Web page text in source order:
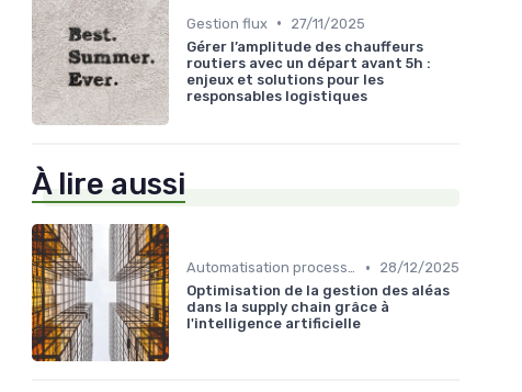
Gestion flux •
27/11/2025
Gérer l’amplitude des chauffeurs
routiers avec un départ avant 5h :
enjeux et solutions pour les
responsables logistiques
À lire aussi
Automatisation processus •
28/12/2025
Optimisation de la gestion des aléas
dans la supply chain grâce à
l'intelligence artificielle